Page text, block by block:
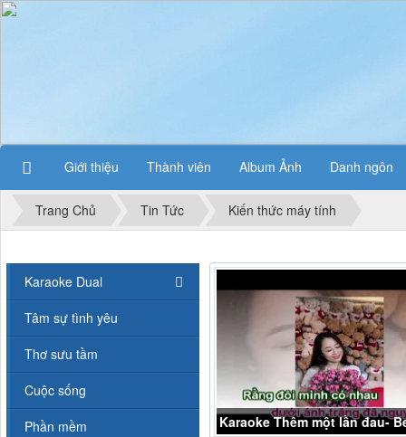
Giới thiệu Thành viên Album Ảnh Danh ngôn
Trang Chủ Tin Tức Kiến thức máy tính
Karaoke chợt khóc- Beat Midi
Karaoke Dual
Tâm sự tình yêu
Thơ sưu tầm
Cuộc sống
Phần mềm